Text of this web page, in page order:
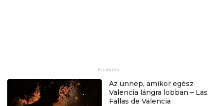
Az ünnep, amikor egész
Valencia lángra lobban – Las
Fallas de Valencia